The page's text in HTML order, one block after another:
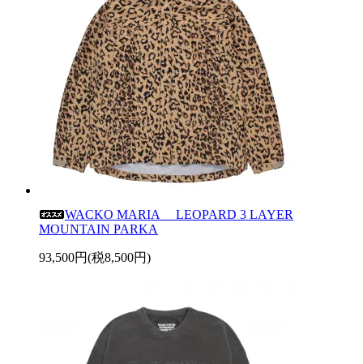
WACKO MARIA LEOPARD 3 LAYER
MOUNTAIN PARKA
93,500円(税8,500円)